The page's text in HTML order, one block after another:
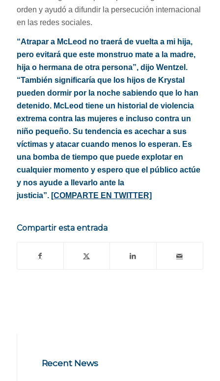
orden y ayudó a difundir la persecución internacional
en las redes sociales.
“Atrapar a McLeod no traerá de vuelta a mi hija,
pero evitará que este monstruo mate a la madre,
hija o hermana de otra persona”, dijo Wentzel.
“También significaría que los hijos de Krystal
pueden dormir por la noche sabiendo que lo han
detenido. McLeod tiene un historial de violencia
extrema contra las mujeres e incluso contra un
niño pequeño. Su tendencia es acechar a sus
víctimas y atacar cuando menos lo esperan. Es
una bomba de tiempo que puede explotar en
cualquier momento y espero que el público actúe
y nos ayude a llevarlo ante la
justicia”. [COMPARTE EN TWITTER]
Compartir esta entrada
Recent News